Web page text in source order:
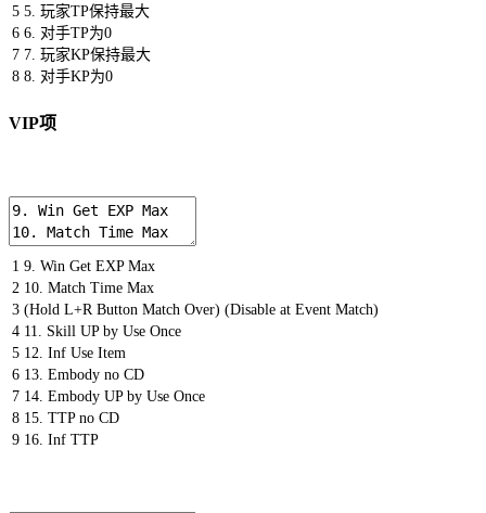
5
6
7
8
5. 玩家TP保持最大
6. 对手TP为0
7. 玩家KP保持最大
8. 对手KP为0
VIP项
1
2
3
4
5
6
7
8
9
9. Win Get EXP Max
10. Match Time Max
(Hold L+R Button Match Over) (Disable at Event Match)
11. Skill UP by Use Once
12. Inf Use Item
13. Embody no CD
14. Embody UP by Use Once
15. TTP no CD
16. Inf TTP